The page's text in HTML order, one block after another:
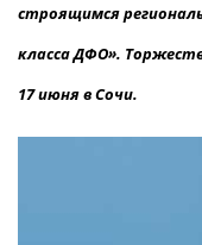
строящимся
класса ДФО».
17 июня в Сочи.